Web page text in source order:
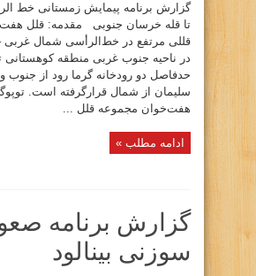
گزارش برنامه پیمایش زمستانی خط
تا قله خرسان جنوبی مقدمه: قلل
قللی مرتفع در خط‌الرأسی شمال
در ناحیه جنوب غربی منطقه کوهستانی
حدفاصل دو رودخانه گرما رود از جنوب
سلیمان از شمال قرارگرفته است.
هفت‌خوان مجموعه قلل ...
ادامه مطلب »
گزارش برنامه
سوزنی بینالود